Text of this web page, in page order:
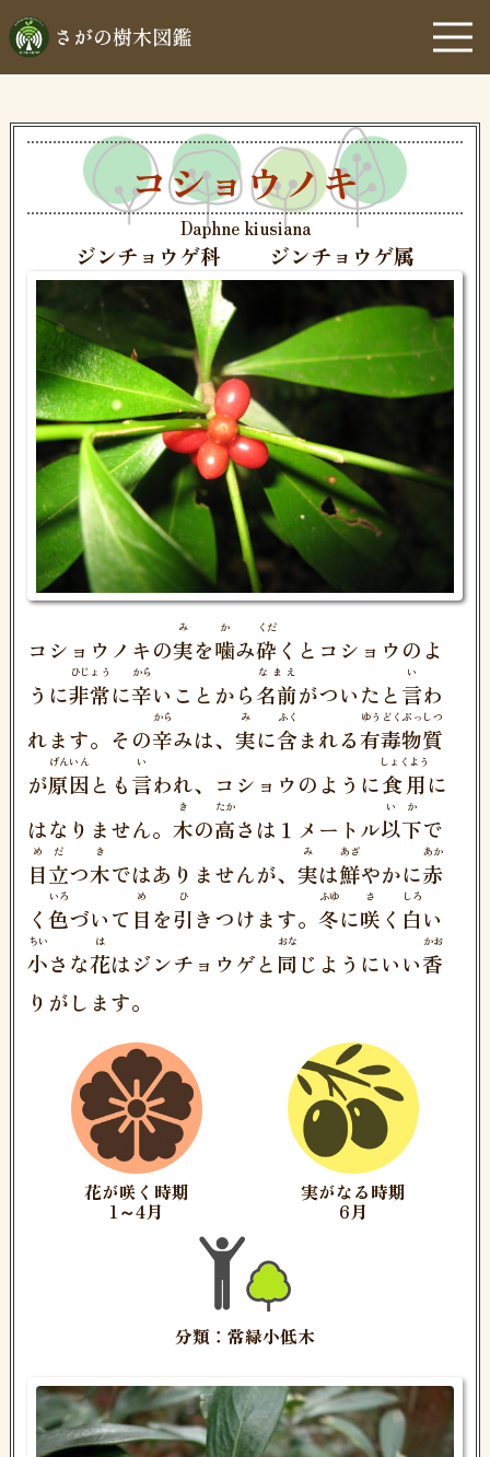
コショウノキ
Daphne kiusiana
ジンチョウゲ科 ジンチョウゲ属
コショウノキの実
み
を噛
か
み砕
くだ
くとコショウのよ
うに非常
ひじょう
に辛
から
いことから名前
なまえ
がついたと言
い
わ
れます。その辛
から
みは、実
み
に含
ふく
まれる有毒物質
ゆうどくぶっしつ
が原因
げんいん
とも言
い
われ、コショウのように食用
しょくよう
に
はなりません。 木
き
の高
たか
さは１メートル以下
いか
で
目立
めだ
つ木
き
ではありませんが、実
み
は鮮
あざ
やかに赤
あか
く色
いろ
づいて 目
め
を引
ひ
きつけます。冬
ふゆ
に咲
さ
く 白
しろ
い
小
ちい
さな花
は
はジンチョウゲと 同
おな
じようにいい香
かお
りがします。
花が咲く時期
1～4月
実がなる時期
6月
分類：常緑小低木